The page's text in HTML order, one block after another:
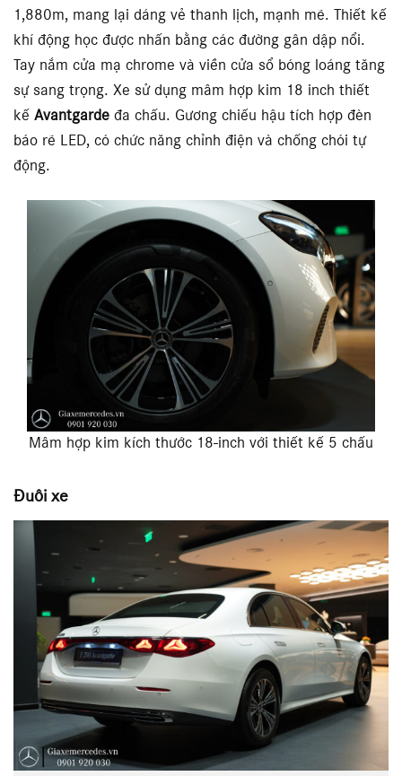
1,880m, mang lại dáng vẻ thanh lịch, mạnh mẽ. Thiết kế
khí động học được nhấn bằng các đường gân dập nổi.
Tay nắm cửa mạ chrome và viền cửa sổ bóng loáng tăng
sự sang trọng. Xe sử dụng mâm hợp kim 18 inch thiết
kế Avantgarde đa chấu. Gương chiếu hậu tích hợp đèn
báo rẽ LED, có chức năng chỉnh điện và chống chói tự
động.
Mâm hợp kim kích thước 18-inch với thiết kế 5 chấu
Đuôi xe